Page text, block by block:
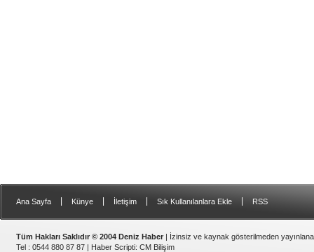
Ana Sayfa Künye İletişim Sık Kullanılanlara Ekle RSS
Tüm Hakları Saklıdır © 2004 Deniz Haber | İzinsiz ve kaynak gösterilmeden
Tel : 0544 880 87 87 | Haber Scripti: CM Bilişim